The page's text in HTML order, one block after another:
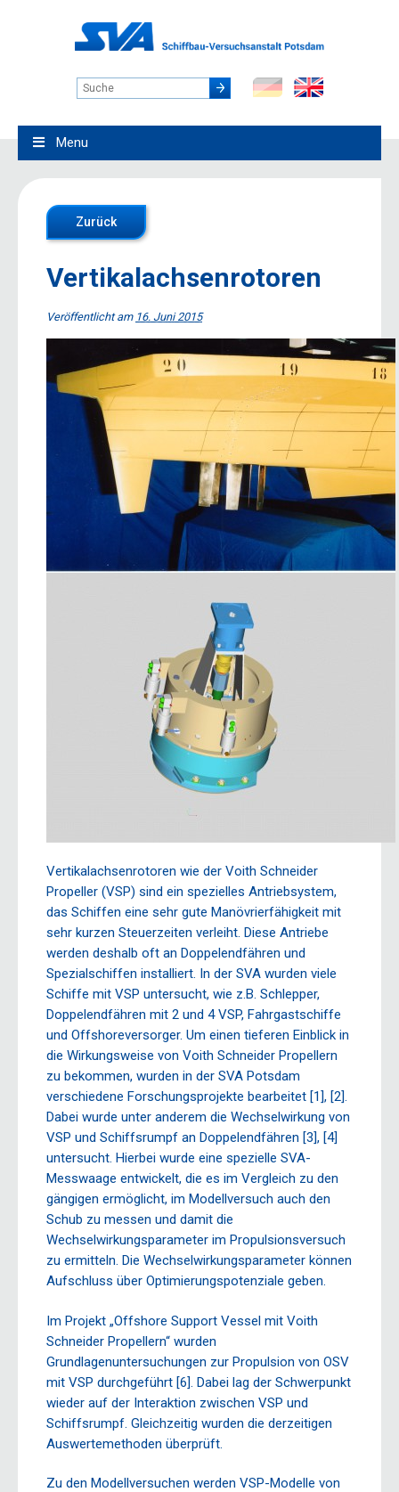
Menu
Zurück
Vertikalachsenrotoren
Veröffentlicht am 16. Juni 2015
Vertikalachsenrotoren wie der Voith Schneider
Propeller (VSP) sind ein spezielles Antriebsystem,
das Schiffen eine sehr gute Manövrierfähigkeit mit
sehr kurzen Steuerzeiten verleiht. Diese Antriebe
werden deshalb oft an Doppelendfähren und
Spezialschiffen installiert. In der SVA wurden viele
Schiffe mit VSP untersucht, wie z.B. Schlepper,
Doppelendfähren mit 2 und 4 VSP, Fahrgastschiffe
und Offshoreversorger. Um einen tieferen Einblick in
die Wirkungsweise von Voith Schneider Propellern
zu bekommen, wurden in der SVA Potsdam
verschiedene Forschungsprojekte bearbeitet [1], [2].
Dabei wurde unter anderem die Wechselwirkung von
VSP und Schiffsrumpf an Doppelendfähren [3], [4]
untersucht. Hierbei wurde eine spezielle SVA-
Messwaage entwickelt, die es im Vergleich zu den
gängigen ermöglicht, im Modellversuch auch den
Schub zu messen und damit die
Wechselwirkungsparameter im Propulsionsversuch
zu ermitteln. Die Wechselwirkungsparameter können
Aufschluss über Optimierungspotenziale geben.
Im Projekt „Offshore Support Vessel mit Voith
Schneider Propellern“ wurden
Grundlagenuntersuchungen zur Propulsion von OSV
mit VSP durchgeführt [6]. Dabei lag der Schwerpunkt
wieder auf der Interaktion zwischen VSP und
Schiffsrumpf. Gleichzeitig wurden die derzeitigen
Auswertemethoden überprüft.
Zu den Modellversuchen werden VSP-Modelle von